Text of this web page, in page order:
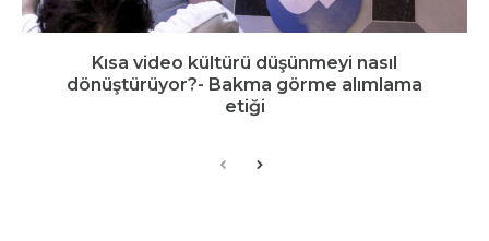
Kısa video kültürü düşünmeyi nasıl
dönüştürüyor?- Bakma görme alımlama
etiği